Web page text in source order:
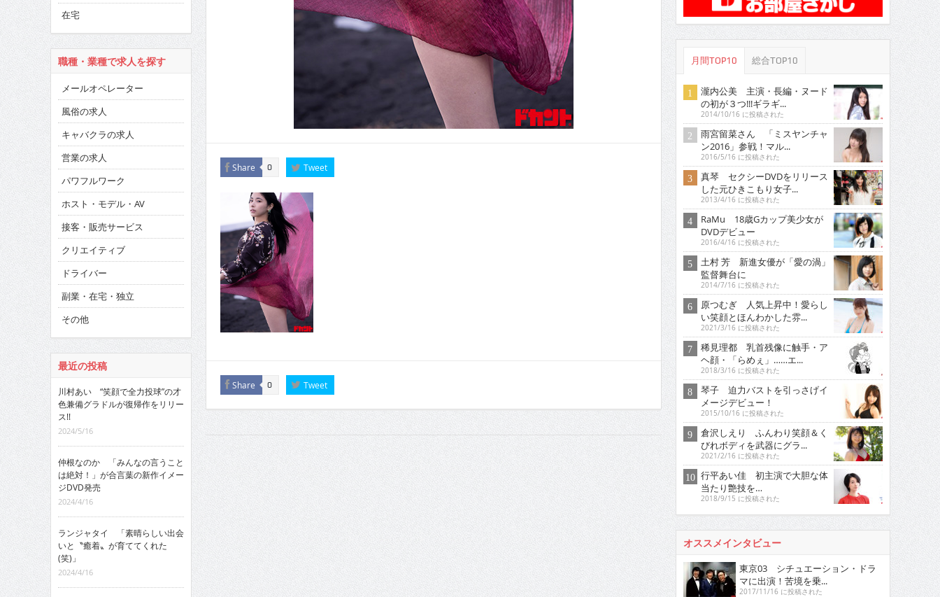
Share 0 Tweet
Share 0 Tweet
在宅
職種・業種で求人を探す
メールオペレーター
風俗の求人
キャバクラの求人
営業の求人
パワフルワーク
ホスト・モデル・AV
接客・販売サービス
クリエイティブ
ドライバー
副業・在宅・独立
その他
最近の投稿
川村あい “笑顔で全力投球”の才
色兼備グラドルが復帰作をリリー
ス!!
2024/5/16
仲根なのか 「みんなの言うこと
は絶対！」が合言葉の新作イメー
ジDVD発売
2024/4/16
ランジャタイ 「素晴らしい出会
いと〝癒着〟が育ててくれた
(笑)」
2024/4/16
月間TOP10 総合TOP10
瀧内公美 主演・長編・ヌード
の初が３つ!!!ギラギ...
2014/10/16 に投稿された
雨宮留菜さん 「ミスヤンチャ
ン2016」参戦！マル...
2016/5/16 に投稿された
真琴 セクシーDVDをリリース
した元ひきこもり女子...
2013/4/16 に投稿された
RaMu 18歳Gカップ美少女が
DVDデビュー
2016/4/16 に投稿された
土村 芳 新進女優が「愛の渦」
監督舞台に
2014/7/16 に投稿された
原つむぎ 人気上昇中！愛らし
い笑顔とほんわかした雰...
2021/3/16 に投稿された
稀見理都 乳首残像に触手・ア
ヘ顔・「らめぇ」……エ...
2018/3/16 に投稿された
琴子 迫力バストを引っさげイ
メージデビュー！
2015/10/16 に投稿された
倉沢しえり ふんわり笑顔＆く
びれボディを武器にグラ...
2021/2/16 に投稿された
行平あい佳 初主演で大胆な体
当たり艶技を…
2018/9/15 に投稿された
オススメインタビュー
東京03 シチュエーション・ドラ
マに出演！苦境を乗...
2017/11/16 に投稿された